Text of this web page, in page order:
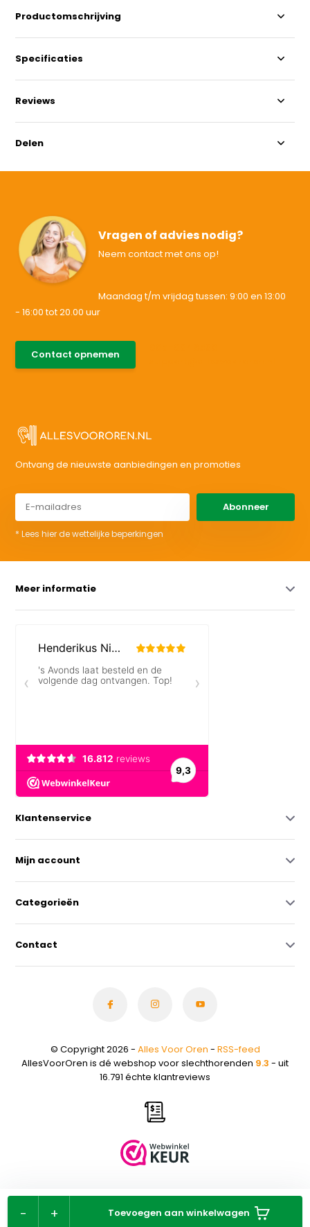
+
- Toevoegen aan winkelwagen
Productomschrijving
Specificaties
Reviews
Delen
Vragen of advies nodig?
Neem contact met ons op!
Maandag t/m vrijdag tussen: 9:00 en 13:00
- 16:00 tot 20.00 uur
Contact opnemen
Ontvang de nieuwste aanbiedingen en promoties
Abonneer
* Lees hier de wettelijke beperkingen
Meer informatie
Klantenservice
Mijn account
Categorieën
Contact
© Copyright 2026 - Alles Voor Oren - RSS-feed
AllesVoorOren is dé webshop voor slechthorenden 9.3 - uit
16.791 échte klantreviews